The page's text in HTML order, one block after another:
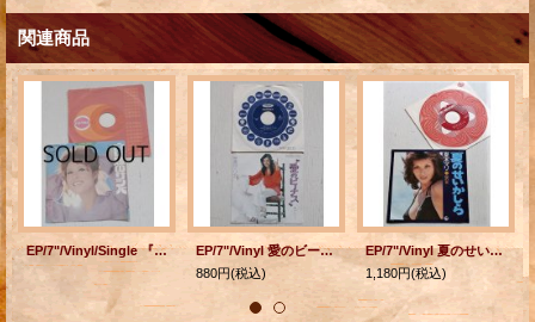
関連商品
EP/7"/Vinyl/Single 『白い蝶のサンバ/恋は今死んだ』 (1970)森山加代子 作詞：阿久悠/作曲：井上かつお/編曲：川口真 DENON
EP/7"/Vinyl 愛のビーナス/泪にかえて 安西マリア (1973) Toshiba
880円(税込)
EP/7"/Vinyl 夏のせいかしら/砂の女 夏木マリ (1974) KING
1,180円(税込)